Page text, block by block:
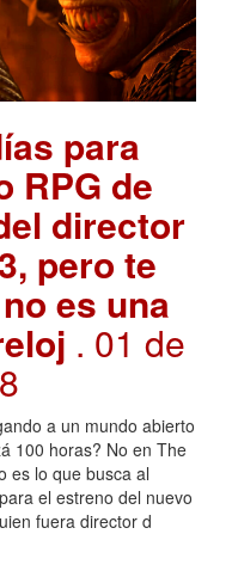
para
RPG de
director
pero te
es una
. 01 de
a un mundo abierto
100 horas? No en The
es lo que busca al
el estreno del nuevo
fuera director d